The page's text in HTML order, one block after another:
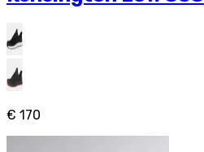
€ 170